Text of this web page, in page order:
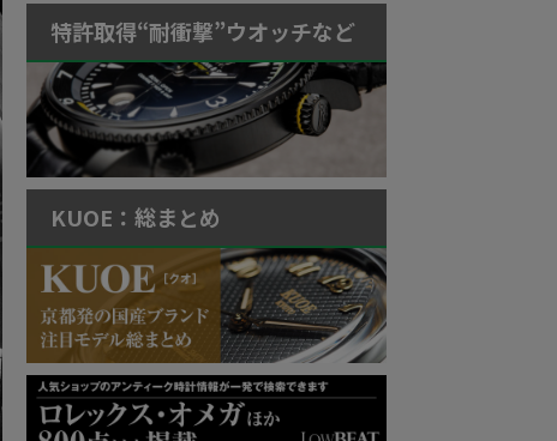
特許取得“耐衝撃”ウオッチなど
KUOE：総まとめ